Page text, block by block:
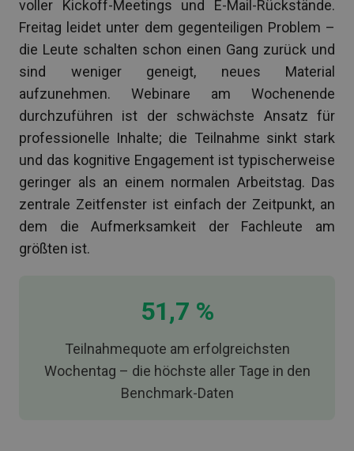
voller Kickoff-Meetings und E-Mail-Rückstände.
Freitag leidet unter dem gegenteiligen Problem –
die Leute schalten schon einen Gang zurück und
sind weniger geneigt, neues Material
aufzunehmen. Webinare am Wochenende
durchzuführen ist der schwächste Ansatz für
professionelle Inhalte; die Teilnahme sinkt stark
und das kognitive Engagement ist typischerweise
geringer als an einem normalen Arbeitstag. Das
zentrale Zeitfenster ist einfach der Zeitpunkt, an
dem die Aufmerksamkeit der Fachleute am
größten ist.
51,7 %
Teilnahmequote am erfolgreichsten
Wochentag – die höchste aller Tage in den
Benchmark-Daten